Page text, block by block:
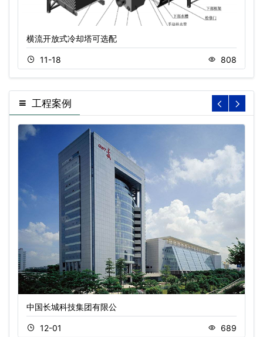
横流开放式冷却塔可选配
11-18 808
工程案例
中国长城科技集团有限公
12-01 689